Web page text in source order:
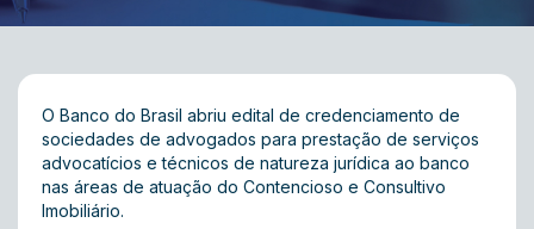
O Banco do Brasil abriu edital de credenciamento de
sociedades de advogados para prestação de serviços
advocatícios e técnicos de natureza jurídica ao banco
nas áreas de atuação do Contencioso e Consultivo
Imobiliário.